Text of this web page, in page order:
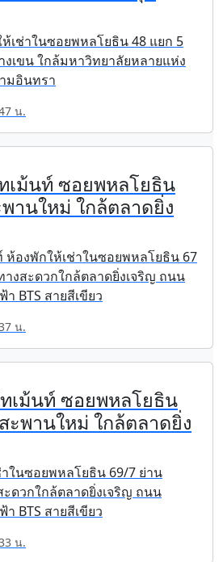
เช่าในซอยพหลโยธิน 48 แยก 5
เขน ใกล้มหาวิทยาลัยหลายแห่ง
มอินทรา
น.
ม้นท์ ซอยพหลโยธิน
านใหม่ ใกล้ตลาดยิ่ง
องพักให้เช่าในซอยพหลโยธิน 67
งสะดวกใกล้ตลาดยิ่งเจริญ ถนน
BTS สายสีเขียว
น.
เม้นท์ ซอยพหลโยธิน
ะพานใหม่ ใกล้ตลาดยิ่ง
ในซอยพหลโยธิน 69/7 ย่าน
ดวกใกล้ตลาดยิ่งเจริญ ถนน
BTS สายสีเขียว
น.